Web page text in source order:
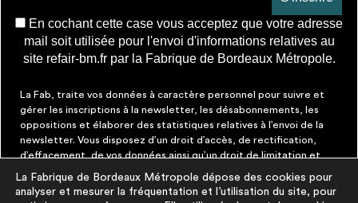
En cochant cette case vous acceptez que votre adresse
mail soit utilisée pour l'envoi d'informations relatives au
site refair-bm.fr par la Fabrique de Bordeaux Métropole.
La Fab, traite vos données à caractère personnel pour suivre et
gérer les inscriptions à la newsletter, les désabonnements, les
oppositions et élaborer des statistiques relatives à l’envoi de la
newsletter. Vous disposez d’un droit d’accès, de rectification,
d’effacement, de vos données ainsi qu’un droit de limitation et
moment faire cesser ces communications en cliquant sur le lien de
désinscription figurant dans chaque message. Vous pouvez
La Fabrique de Bordeaux Métropole dépose des cookies pour
analyser et mesurer la fréquentation et l’utilisation du site, pour